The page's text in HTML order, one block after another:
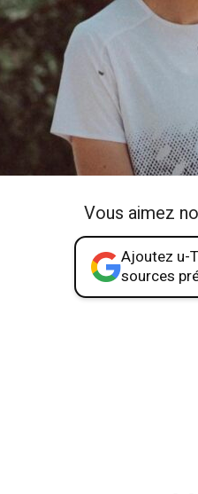
Vous aimez
Ajoutez u-
sources